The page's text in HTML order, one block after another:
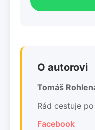
O autorovi
Tomáš
Rád cestuje
Facebook